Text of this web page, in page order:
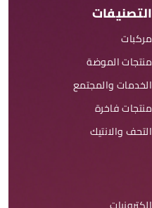
التصنيفات
مركبات
منتجات الموضة
الخدمات والمجتمع
منتجات فاخرة
التحف والانتيك